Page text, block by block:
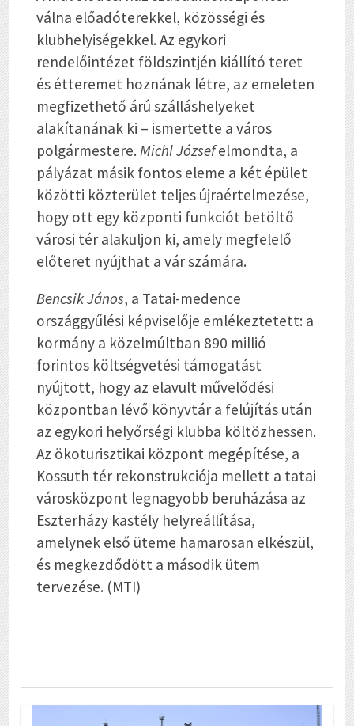
válna előadóterekkel, közösségi és
klubhelyiségekkel. Az egykori
rendelőintézet földszintjén kiállító teret
és étteremet hoznának létre, az emeleten
megfizethető árú szálláshelyeket
alakítanának ki – ismertette a város
polgármestere. Michl Józsefelmondta, a
pályázat másik fontos eleme a két épület
közötti közterület teljes újraértelmezése,
hogy ott egy központi funkciót betöltő
városi tér alakuljon ki, amely megfelelő
előteret nyújthat a vár számára.
Bencsik János, a Tatai-medence
országgyűlési képviselője emlékeztetett: a
kormány a közelmúltban 890 millió
forintos költségvetési támogatást
nyújtott, hogy az elavult művelődési
központban lévő könyvtár a felújítás után
az egykori helyőrségi klubba költözhessen.
Az ökoturisztikai központ megépítése, a
Kossuth tér rekonstrukciója mellett a tatai
városközpont legnagyobb beruházása az
Eszterházy kastély helyreállítása,
amelynek első üteme hamarosan elkészül,
és megkezdődött a második ütem
tervezése. (MTI)